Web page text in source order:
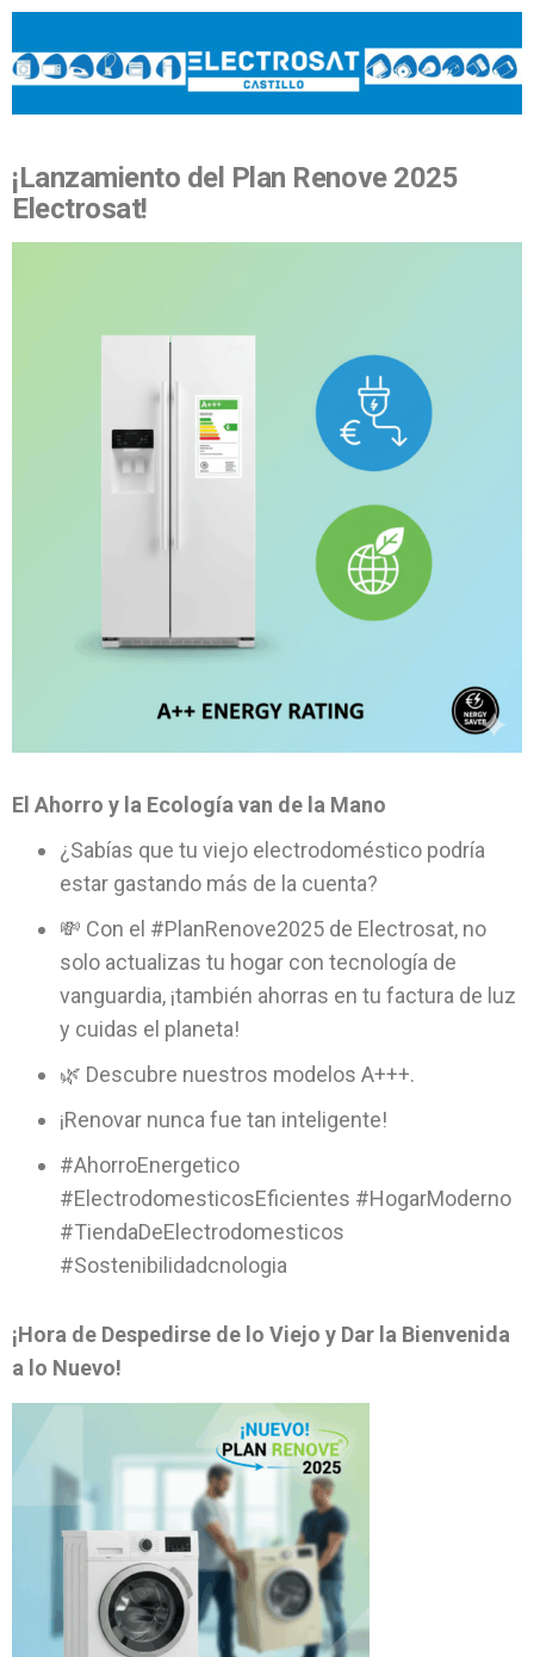
¡Lanzamiento del Plan Renove 2025
Electrosat!
El Ahorro y la Ecología van de la Mano
¿Sabías que tu viejo electrodoméstico podría
estar gastando más de la cuenta?
💸 Con el #PlanRenove2025 de Electrosat, no
solo actualizas tu hogar con tecnología de
vanguardia, ¡también ahorras en tu factura de luz
y cuidas el planeta!
🌿 Descubre nuestros modelos A+++.
¡Renovar nunca fue tan inteligente!
#AhorroEnergetico
#ElectrodomesticosEficientes #HogarModerno
#TiendaDeElectrodomesticos
#Sostenibilidadcnologia
¡Hora de Despedirse de lo Viejo y Dar la Bienvenida
a lo Nuevo!